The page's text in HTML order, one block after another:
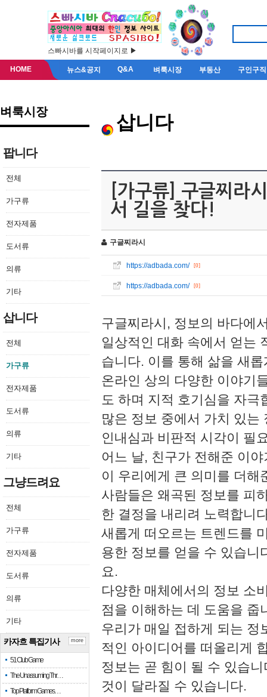
스빠시바를 시작페이지로 ▶
HOME 뉴스&공지 Q&A 벼룩시장 부동산 구인구직
벼룩시장
팝니다
전체
가구류
전자제품
도서류
의류
기타
삽니다
전체
가구류
전자제품
도서류
의류
기타
그냥드려요
전체
가구류
전자제품
도서류
의류
기타
카자흐 특집기사
51 Club Game
The Unassuming Thr…
Top Platform Games…
more
삽니다
[가구류] 구글찌라
서 길을 찾다!
구글찌라시
https://adbada.com/ [0]
https://adbada.com/ [0]
구글찌라시, 정보의 바다에
일상적인 대화 속에서 얻는
습니다. 이를 통해 삶을 새
온라인 상의 다양한 이야기
도 하며 지적 호기심을 자극
많은 정보 중에서 가치 있는
인내심과 비판적 시각이 필
어느 날, 친구가 전해준 이
이 우리에게 큰 의미를 더해
사람들은 왜곡된 정보를 피
한 결정을 내리려 노력합니
새롭게 떠오르는 트렌드를
용한 정보를 얻을 수 있습니
요.
다양한 매체에서의 정보 소
점을 이해하는 데 도움을 줍
우리가 매일 접하게 되는 정
적인 아이디어를 떠올리게
정보는 곧 힘이 될 수 있습
것이 달라질 수 있습니다.